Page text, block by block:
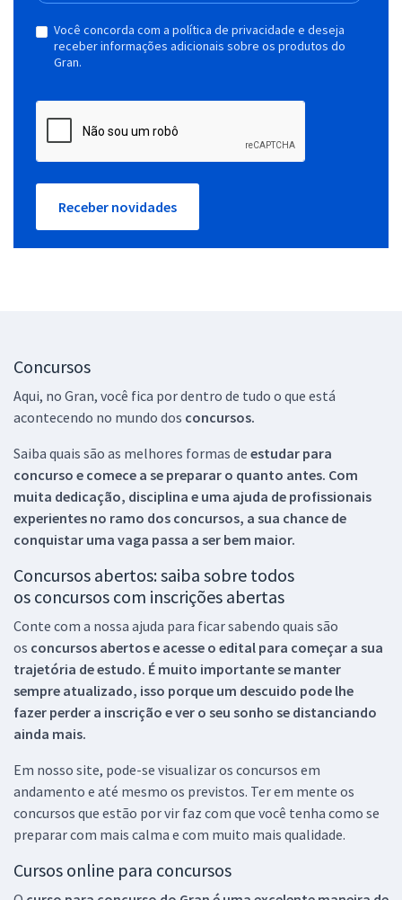
Você concorda com a política de privacidade e deseja
receber informações adicionais sobre os produtos do
Gran.
Receber novidades
Concursos
Aqui, no Gran, você fica por dentro de tudo o que está
acontecendo no mundo dos concursos.
Saiba quais são as melhores formas de estudar para
concurso e comece a se preparar o quanto antes. Com
muita dedicação, disciplina e uma ajuda de profissionais
experientes no ramo dos concursos, a sua chance de
conquistar uma vaga passa a ser bem maior.
Concursos abertos: saiba sobre todos
os concursos com inscrições abertas
Conte com a nossa ajuda para ficar sabendo quais são
os concursos abertos e acesse o edital para começar a sua
trajetória de estudo. É muito importante se manter
sempre atualizado, isso porque um descuido pode lhe
fazer perder a inscrição e ver o seu sonho se distanciando
ainda mais.
Em nosso site, pode-se visualizar os concursos em
andamento e até mesmo os previstos. Ter em mente os
concursos que estão por vir faz com que você tenha como se
preparar com mais calma e com muito mais qualidade.
Cursos online para concursos